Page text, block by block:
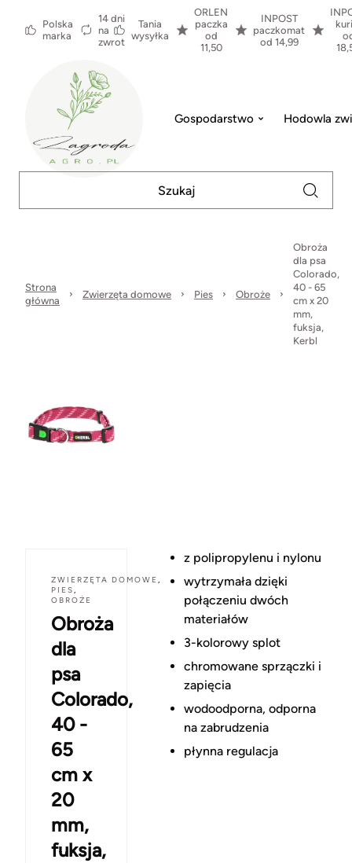
Polska
marka
14 dni
na
zwrot
Tania
wysyłka
ORLEN
paczka
od
11,50
INPOST
paczkomat
od 14,99
Gospodarstwo Hodowla
Strona
główna
Zwierzęta domowe Pies Obroże
Obroża
dla psa
Colorado,
40 - 65
cm x 20
mm,
fuksja,
Kerbl
ZWIERZĘTA DOMOWE ,
PIES,
OBROŻE
Obroża
dla
psa
Colorado,
40 -
65
cm x
20
mm,
fuksja,
z polipropylenu i nylonu
wytrzymała dzięki
połączeniu dwóch
materiałów
3-kolorowy splot
chromowane sprzączki i
zapięcia
wodoodporna, odporna
na zabrudzenia
płynna regulacja